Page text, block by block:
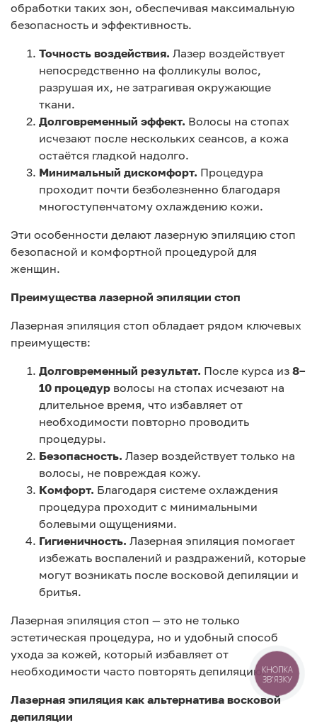
обработки таких зон, обеспечивая максимальную
безопасность и эффективность.
Точность воздействия. Лазер воздействует
непосредственно на фолликулы волос,
разрушая их, не затрагивая окружающие
ткани.
Долговременный эффект. Волосы на стопах
исчезают после нескольких сеансов, а кожа
остаётся гладкой надолго.
Минимальный дискомфорт. Процедура
проходит почти безболезненно благодаря
многоступенчатому охлаждению кожи.
Эти особенности делают лазерную эпиляцию стоп
безопасной и комфортной процедурой для
женщин.
Преимущества лазерной эпиляции стоп
Лазерная эпиляция стоп обладает рядом ключевых
преимуществ:
Долговременный результат. После курса из 8–
10 процедур волосы на стопах исчезают на
длительное время, что избавляет от
необходимости повторно проводить
процедуры.
Безопасность. Лазер воздействует только на
волосы, не повреждая кожу.
Комфорт. Благодаря системе охлаждения
процедура проходит с минимальными
болевыми ощущениями.
Гигиеничность. Лазерная эпиляция помогает
избежать воспалений и раздражений, которые
могут возникать после восковой депиляции и
бритья.
Лазерная эпиляция стоп — это не только
эстетическая процедура, но и удобный способ
ухода за кожей, который избавляет от
необходимости часто повторять депиляцию.
Лазерная эпиляция как альтернатива восковой
депиляции
КНОПКА
ЗВ'ЯЗКУ